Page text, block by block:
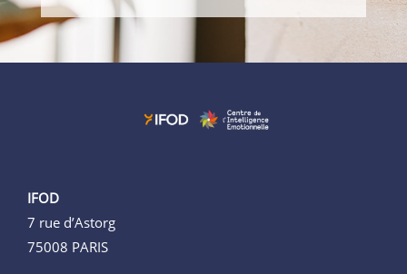
IFOD
7 rue d’Astorg
75008 PARIS